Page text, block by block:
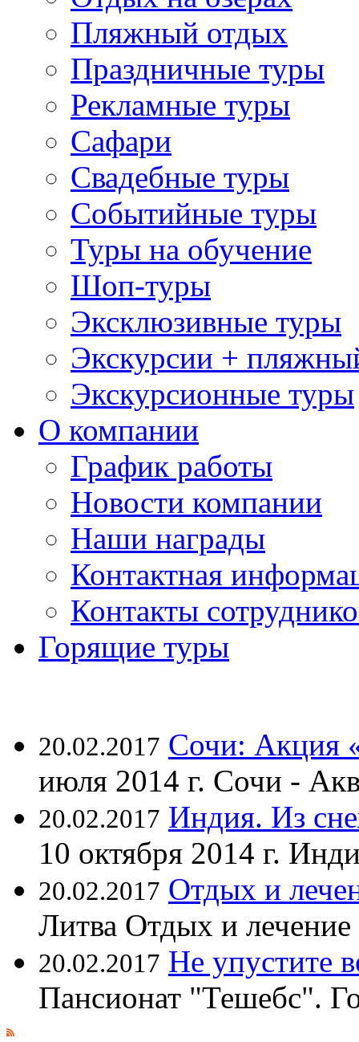
Пляжный отдых
Праздничные туры
Рекламные туры
Сафари
Свадебные туры
Событийные туры
Туры на обучение
Шоп-туры
Эксклюзивные туры
Экскурсии +
Экскурсионные туры
О компании
График работы
Новости компании
Наши награды
Контактная
Контакты
Горящие туры
20.02.2017 Сочи: Акция
июля 2014 г. Сочи -
20.02.2017 Индия. Из
10 октября 2014 г.
20.02.2017 Отдых и
Литва Отдых и лечение
20.02.2017 Не упустите
Пансионат "Тешебс".